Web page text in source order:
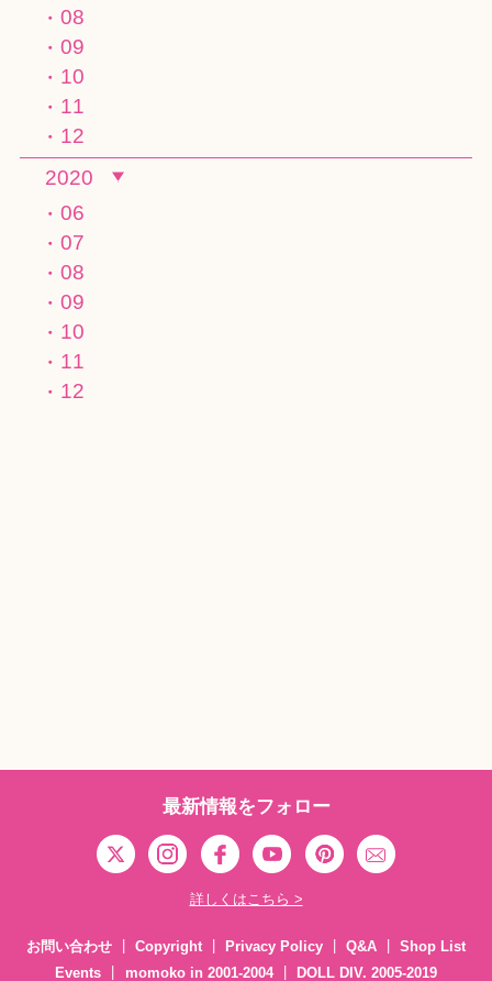
08
09
10
11
12
2020
06
07
08
09
10
11
12
最新情報をフォロー
詳しくはこちら >
お問い合わせ Copyright Privacy Policy Q&A
Shop List
Events
momoko in 2001-2004 DOLL DIV. 2005-2019